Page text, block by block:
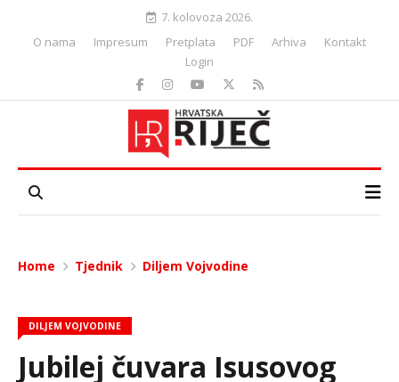
7. kolovoza 2026.
O nama
Impresum Pretplata PDF Arhiva
Kontakt
Login
Home Tjednik Diljem Vojvodine
DILJEM VOJVODINE
Jubilej čuvara Isusovog